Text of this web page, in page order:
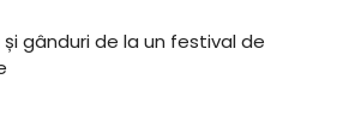
și gânduri de la un festival de